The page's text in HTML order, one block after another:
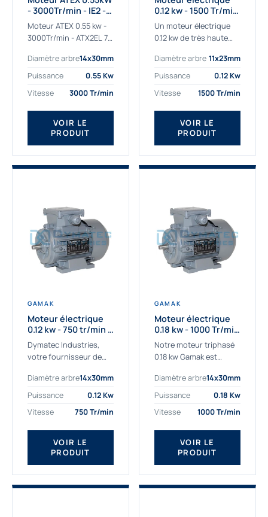
- 3000Tr/min - IE2 -
Zone 2/22 -
Aluminium
Moteur ATEX 0.55 kw -
3000Tr/min - ATX2EL 71
pour les atmosphères
explosives Le moteur
Diamètre arbre14x30mm
Puissance
0.55 Kw
Vitesse
3000 Tr/min
VOIR LE
PRODUIT
0.12 kw - 1500 Tr/min
- 230/400V - IE2
Un moteur électrique
0.12 kw de très haute
applications les plus
sollicitées. Nous
fournissons des
moteurs électriques...
Diamètre arbre 11x23mm
Puissance
0.12 Kw
Vitesse
1500 Tr/min
VOIR LE
PRODUIT
GAMAK
Moteur électrique
0.12 kw - 750 tr/min -
230/400V - IE2
Dymatec Industries,
votre fournisseur de
kw. Dymatec Industries
vous propose le moteur
moteur de
qualité Gamak...
Diamètre arbre14x30mm
Puissance
0.12 Kw
Vitesse
750 Tr/min
VOIR LE
PRODUIT
GAMAK
Moteur électrique
0.18 kw - 1000 Tr/min
- 230/400V - IE2
Notre moteur triphasé
0.18 kw Gamak est
aux applications
sévères. Nous
assemblons et
fournissons des
moteurs asynchrones
depuis de
nombreuses...
Diamètre arbre14x30mm
Puissance
0.18 Kw
Vitesse
1000 Tr/min
VOIR LE
PRODUIT